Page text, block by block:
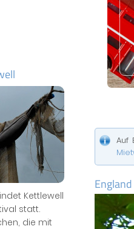
Kettlewell
statt.
die mit
Auf